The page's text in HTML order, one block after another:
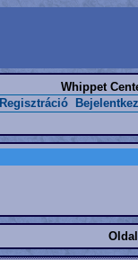
Whippet
Regisztráció